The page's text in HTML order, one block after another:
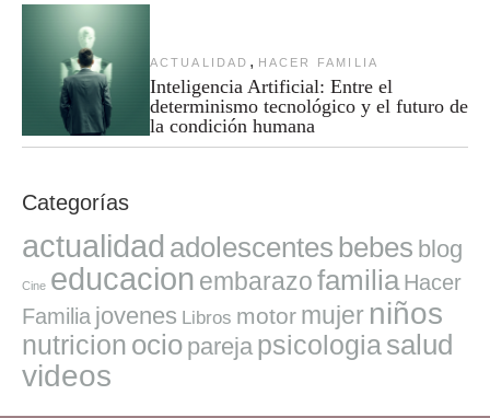
ACTUALIDAD , HACER FAMILIA
Inteligencia Artificial: Entre el
determinismo tecnológico y el futuro de
la condición humana
Categorías
actualidad adolescentes bebes blog
Cine educacion embarazofamilia Hacer
Familia jovenes Libros motor mujer niños
nutricion ocio pareja psicologiasalud
videos